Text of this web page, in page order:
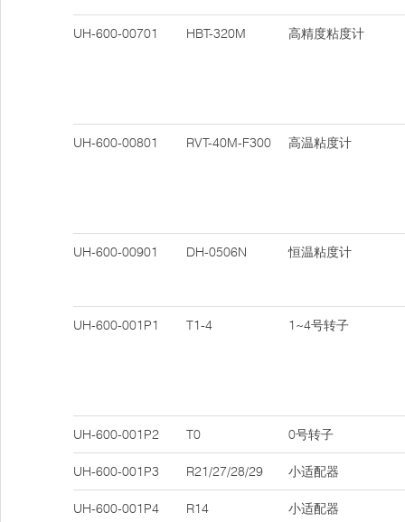
UH-600-00701 HBT-320M 高精度粘度计
UH-600-00801 RVT-40M-F300 高温粘度计
UH-600-00901 DH-0506N 恒温粘度计
UH-600-001P1 T1-4 1~4号转子
UH-600-001P2 T0 0号转子
UH-600-001P3 R21/27/28/29 小适配器
UH-600-001P4 R14 小适配器